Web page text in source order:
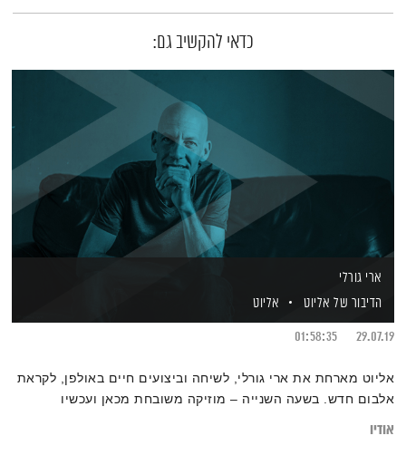
כדאי להקשיב גם:
ארי גורלי
הדיבור של אליוט
אליוט
29.07.19
01:58:35
אליוט מארחת את ארי גורלי, לשיחה וביצועים חיים באולפן, לקראת
אלבום חדש. בשעה השנייה – מוזיקה משובחת מכאן ועכשיו
אודיו